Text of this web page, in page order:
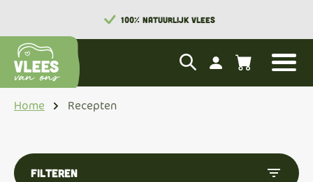
100% NATUURLIJK VLEES
Home Recepten
Filteren filter_list